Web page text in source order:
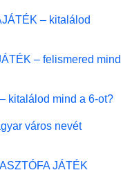
– kitalálod
– felismered mind
kitalálod mind a 6-ot?
város nevét
JÁTÉK